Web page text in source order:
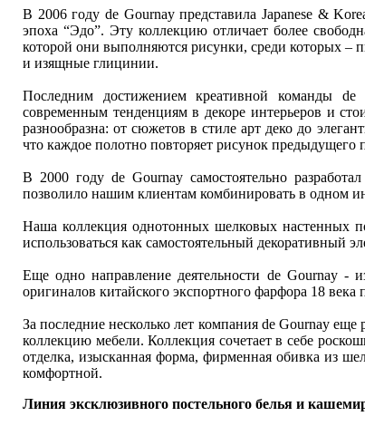
В 2006 году de Gournay представила Japanese &
эпоха “Эдо”. Эту коллекцию отличает более
которой они выполняются рисунки, среди которых –
и изящные глицинии.
Последним достижением креативной команды de
современным тенденциям в декоре интерьеров и
разнообразна: от сюжетов в стиле арт деко до
что каждое полотно повторяет рисунок предыдущего
В 2000 году de Gournay самостоятельно
позволило нашим клиентам комбинировать в одном
Наша коллекция однотонных шелковых настенных
использоваться как самостоятельный декоративный
Еще одно направление деятельности de Gournay -
оригиналов китайского экспортного фарфора 18
За последние несколько лет компания de Gournay
коллекцию мебели. Коллекция сочетает в себе
отделка, изысканная форма, фирменная обивка из
комфортной.
Линия эксклюзивного постельного белья и